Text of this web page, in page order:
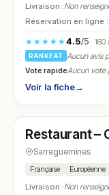
Livraison :Non
Réservation en ligne :
★★★★★4.5/5·
RANKEAT
Aucun avis
Vote rapideAucun vote
Voir la fiche→
N° 23
Restaurant –
Sarreguemines
Française Européenne
Livraison :Non